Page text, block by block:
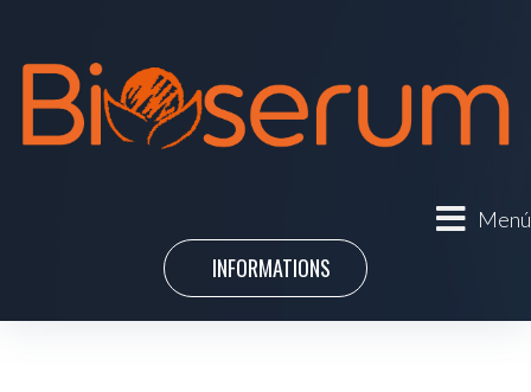
Menú
INFORMATIONS